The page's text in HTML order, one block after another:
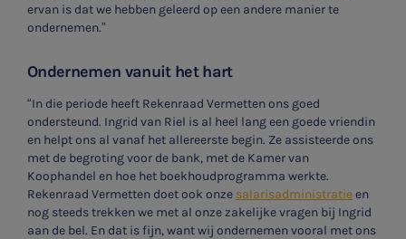
ervan is dat we hebben geleerd op een andere manier te
ondernemen.”
Ondernemen vanuit het hart
“In die periode heeft Rekenraad Vermetten ons goed
ondersteund. Ingrid van Riel is al heel lang een goede vriendin
en helpt ons al vanaf het allereerste begin. Ze assisteerde ons
met de begroting voor de bank, met de Kamer van
Koophandel en hoe het boekhoudprogramma werkte.
Rekenraad Vermetten doet ook onze salarisadministratieen
nog steeds trekken we met al onze zakelijke vragen bij Ingrid
aan de bel. En dat is fijn, want wij ondernemen vooral met ons